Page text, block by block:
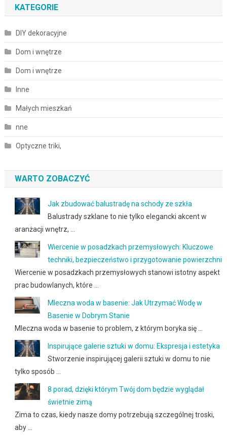
KATEGORIE
DIY dekoracyjne
Dom i wnętrze
Dom i wnętrze
Inne
Małych mieszkań
nne
Optyczne triki,
WARTO ZOBACZYĆ
Jak zbudować balustradę na schody ze szkła
Balustrady szklane to nie tylko elegancki akcent w
aranżacji wnętrz, …
Wiercenie w posadzkach przemysłowych: Kluczowe
techniki, bezpieczeństwo i przygotowanie powierzchni
Wiercenie w posadzkach przemysłowych stanowi istotny aspekt
prac budowlanych, które …
Mleczna woda w basenie: Jak Utrzymać Wodę w
Basenie w Dobrym Stanie
Mleczna woda w basenie to problem, z którym boryka się …
Inspirujące galerie sztuki w domu: Ekspresja i estetyka
Stworzenie inspirującej galerii sztuki w domu to nie
tylko sposób …
8 porad, dzięki którym Twój dom będzie wyglądał
świetnie zimą
Zima to czas, kiedy nasze domy potrzebują szczególnej troski,
aby …